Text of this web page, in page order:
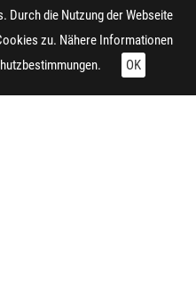
Durch die Nutzung der Webseite
zu. Nähere Informationen
OK